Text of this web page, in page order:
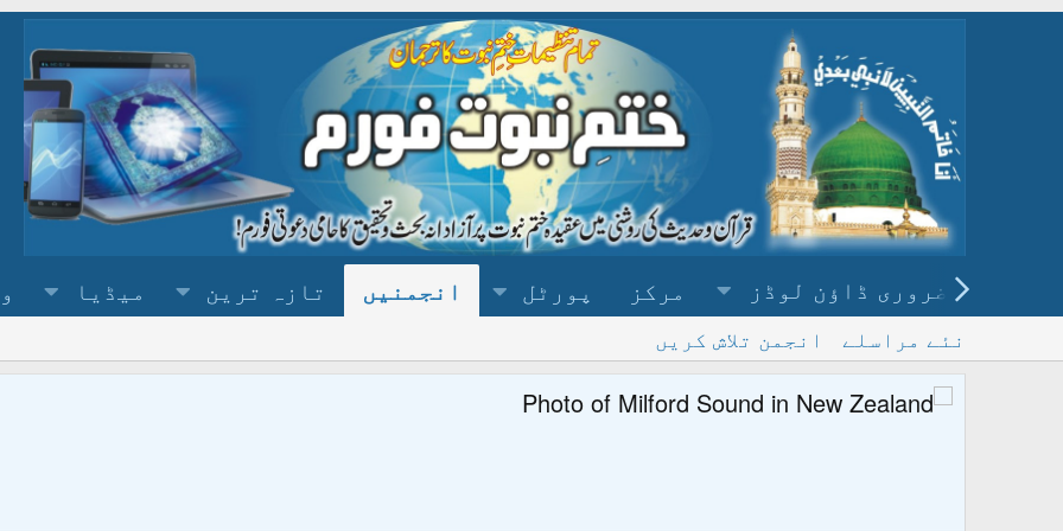
ضروری ڈاؤن لوڈز مرکز پورٹل انجمنیں تازہ ترین میڈیا
نئے مراسلے انجمن تلاش کریں